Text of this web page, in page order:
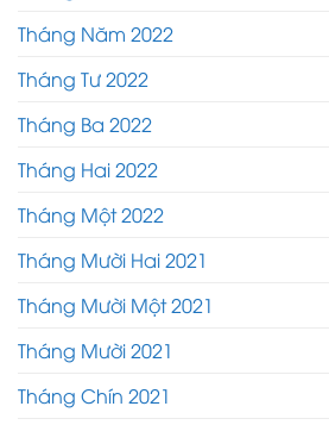
Tháng Năm 2022
Tháng Tư 2022
Tháng Ba 2022
Tháng Hai 2022
Tháng Một 2022
Tháng Mười Hai 2021
Tháng Mười Một 2021
Tháng Mười 2021
Tháng Chín 2021